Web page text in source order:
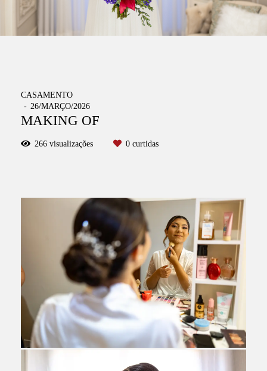
CASAMENTO
26/MARÇO/2026
MAKING OF
266 visualizações 0 curtidas